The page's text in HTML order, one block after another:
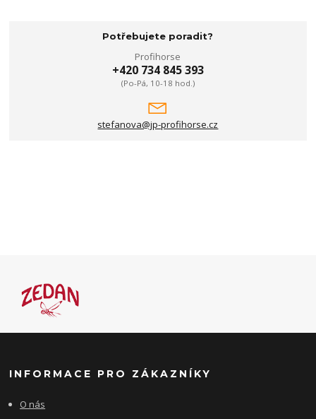
Potřebujete poradit?
Profihorse
+420 734 845 393
(Po-Pá, 10-18 hod.)
stefanova@jp-profihorse.cz
INFORMACE PRO ZÁKAZNÍKY
O nás